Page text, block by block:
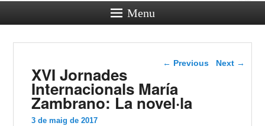
Menu
Post navigation
← Previous Next →
XVI Jornades
Internacionals María
Zambrano: La novel·la
3 de maig de 2017